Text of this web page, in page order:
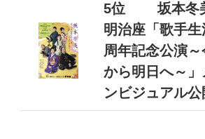
5位
坂本冬
明治座「歌手生
周年記念公演～
から明日へ～」
ンビジュアル公